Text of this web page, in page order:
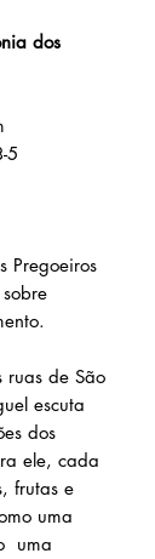
dos
5
Pregoeiros
ruas de São
escuta
dos
ele, cada
frutas e
uma
uma